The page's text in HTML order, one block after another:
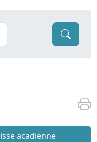
acadienne